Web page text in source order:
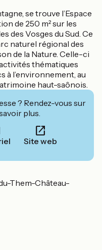
se trouve l’Espace
de 250 m² sur les
des Vosges du Sud. Ce
naturel régional des
de la Nature. Celle-ci
thématiques
à l’environnement, au
haut-saônois.
? Rendez-vous sur
plus.
Site web
Them-Château-